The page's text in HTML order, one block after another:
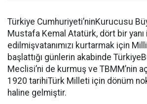
Türkiye Cumhuriyeti’ninKurucusu
Mustafa Kemal Atatürk, dört bir yanı
edilmişvatanımızı kurtarmak için
başlattığı günlerin akabinde
Meclisi’ni de kurmuş ve TBMM’nin
1920 tarihiTürk Milleti için dönüm
haline gelmiştir.